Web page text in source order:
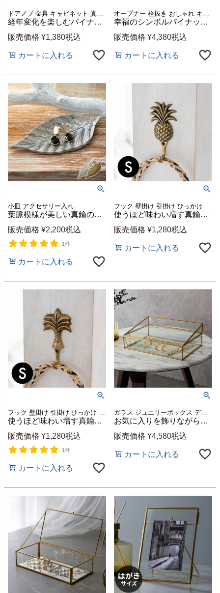
経年変化を楽しむパイナップル型真鍮取っ手 Mサイズ 約W4.5×H6.5cm [13757]
販売価格 ¥1,380税込
カートに入れる
幸福のシンボルパイナップル型真鍮製ボトルオープナー 約W8×D3×H11.5cm [13749]
販売価格 ¥4,380税込
カートに入れる
小皿 アクセサリー入れ
葉脈模様が美しい真鍮のリーフ型トレイ ゴールド/シルバー 約W19×D7.5×H1cm 東京かんかん [94208]
販売価格 ¥2,200税込
1件
カートに入れる
使うほど味わい増す真鍮製パイナップルフック Sサイズ 縦約9.5cm アンティーク風 [13507]
販売価格 ¥1,280税込
カートに入れる
使うほど味わい増す真鍮製パームツリーフック Sサイズ 縦約9cm [13506]
販売価格 ¥1,280税込
1件
カートに入れる
ガラス ジュエリーボックス ディスプレイ 小物入れ
お気に入りを飾りながら収納できるガラスと真鍮のジュエリーボックス 約W28×D20×H10cm [63210]
販売価格 ¥4,580税込
カートに入れる